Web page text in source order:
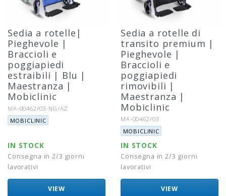
Sedia a rotelle|
Pieghevole |
Braccioli e
poggiapiedi
estraibili | Blu |
Maestranza |
Mobiclinic
Riferimento:
MA-00462/03-NG/AZ
Marca:
MOBICLINIC
IN STOCK
Consegna in 2/3 giorni
lavorativi
VIEW
Sedia a rotelle di
transito premium |
Pieghevole |
Braccioli e
poggiapiedi
rimovibili |
Maestranza |
Mobiclinic
Riferimento:
MA-00462/03
Marca:
MOBICLINIC
IN STOCK
Consegna in 2/3 giorni
lavorativi
VIEW